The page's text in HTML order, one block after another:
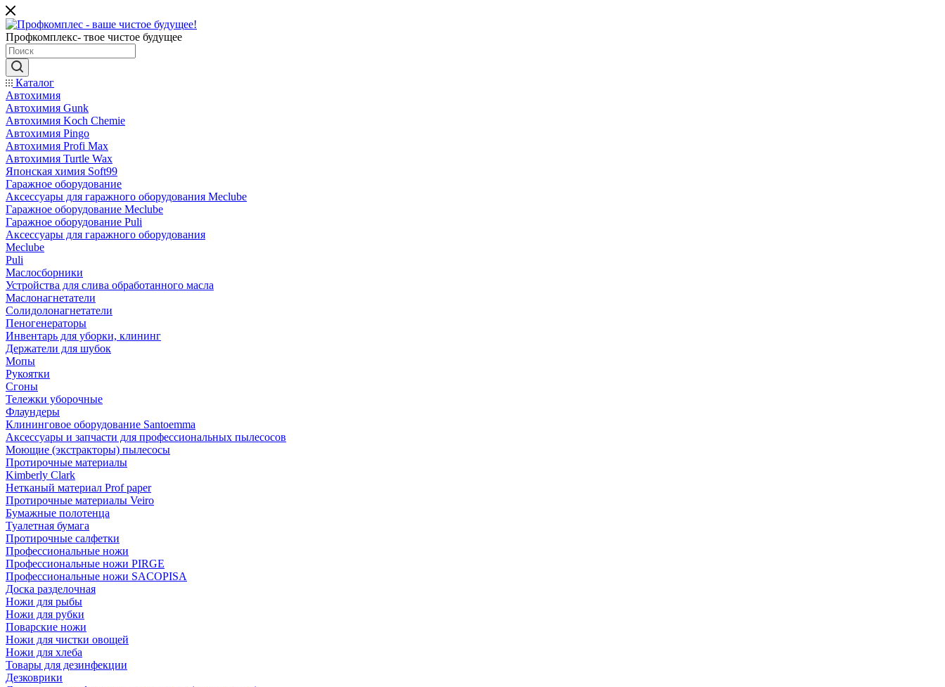
Профкомплекс- твое чистое будущее
Каталог
Автохимия
Автохимия Gunk
Автохимия Koch Chemie
Автохимия Pingo
Автохимия Profi Max
Автохимия Turtle Wax
Японская химия Soft99
Гаражное оборудование
Аксессуары для гаражного оборудования Meclube
Гаражное оборудование Meclube
Гаражное оборудование Puli
Аксессуары для гаражного оборудования
Meclube
Puli
Маслосборники
Устройства для слива обработанного масла
Маслонагнетатели
Солидолонагнетатели
Пеногенераторы
Инвентарь для уборки, клининг
Держатели для шубок
Мопы
Рукоятки
Сгоны
Тележки уборочные
Флаундеры
Клининговое оборудование Santoemma
Аксессуары и запчасти для профессиональных пылесосов
Моющие (экстракторы) пылесосы
Протирочные материалы
Kimberly Clark
Нетканый материал Prof paper
Протирочные материалы Veiro
Бумажные полотенца
Туалетная бумага
Протирочные салфетки
Профессиональные ножи
Профессиональные ножи PIRGE
Профессиональные ножи SACOPISA
Доска разделочная
Ножи для рыбы
Ножи для рубки
Поварские ножи
Ножи для чистки овощей
Ножи для хлеба
Товары для дезинфекции
Дезковрики